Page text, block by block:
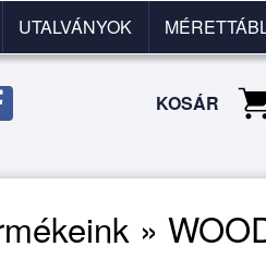
UTALVÁNYOK
KOSÁR
»